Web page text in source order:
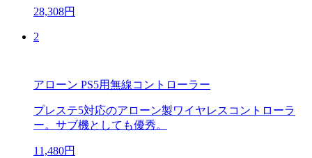
28,308円
2
アローン PS5用無線コントローラー
プレステ5対応のアローン製ワイヤレスコントローラ
ー。サブ機としても優秀。
11,480円